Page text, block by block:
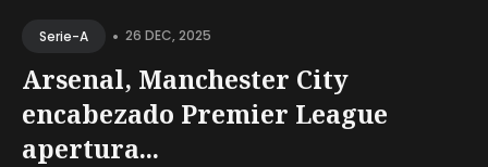
Serie-A • 26 DEC, 2025
Arsenal, Manchester City
encabezado Premier League
apertura...